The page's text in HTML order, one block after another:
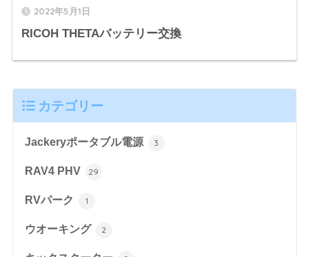
2022年5月1日
RICOH THETAバッテリー交換
カテゴリー
Jackeryポータブル電源 3
RAV4 PHV 29
RVパーク 1
ウオーキング 2